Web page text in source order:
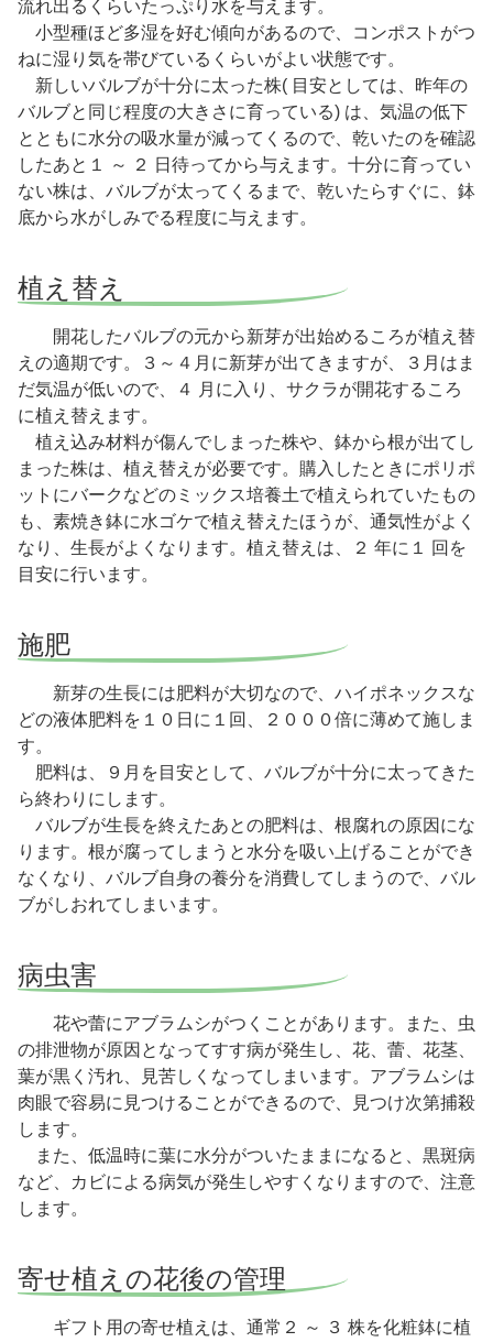
流れ出るくらいたっぷり水を与えます。
小型種ほど多湿を好む傾向があるので、コンポストがつ
ねに湿り気を帯びているくらいがよい状態です。
新しいバルブが十分に太った株( 目安としては、昨年の
バルブと同じ程度の大きさに育っている) は、気温の低下
とともに水分の吸水量が減ってくるので、乾いたのを確認
したあと１ ～ ２ 日待ってから与えます。十分に育ってい
ない株は、バルブが太ってくるまで、乾いたらすぐに、鉢
底から水がしみでる程度に与えます。
植え替え
開花したバルブの元から新芽が出始めるころが植え替
えの適期です。３～４月に新芽が出てきますが、３月はま
だ気温が低いので、４ 月に入り、サクラが開花するころ
に植え替えます。
植え込み材料が傷んでしまった株や、鉢から根が出てし
まった株は、植え替えが必要です。購入したときにポリポ
ットにバークなどのミックス培養土で植えられていたもの
も、素焼き鉢に水ゴケで植え替えたほうが、通気性がよく
なり、生長がよくなります。植え替えは、２ 年に１ 回を
目安に行います。
施肥
新芽の生長には肥料が大切なので、ハイポネックスな
どの液体肥料を１０日に１回、２０００倍に薄めて施しま
す。
肥料は、９月を目安として、バルブが十分に太ってきた
ら終わりにします。
バルブが生長を終えたあとの肥料は、根腐れの原因にな
ります。根が腐ってしまうと水分を吸い上げることができ
なくなり、バルブ自身の養分を消費してしまうので、バル
ブがしおれてしまいます。
病虫害
花や蕾にアブラムシがつくことがあります。また、虫
の排泄物が原因となってすす病が発生し、花、蕾、花茎、
葉が黒く汚れ、見苦しくなってしまいます。アブラムシは
肉眼で容易に見つけることができるので、見つけ次第捕殺
します。
また、低温時に葉に水分がついたままになると、黒斑病
など、カビによる病気が発生しやすくなりますので、注意
します。
寄せ植えの花後の管理
ギフト用の寄せ植えは、通常２ ～ ３ 株を化粧鉢に植